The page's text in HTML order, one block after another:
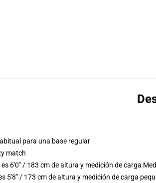
para una base regular
match
6'0" / 183 cm de altura y medición de carga
5'8" / 173 cm de altura y medición de carga